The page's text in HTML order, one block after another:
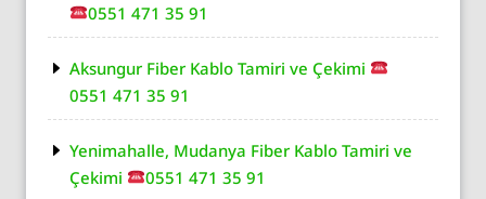
0551 471 35 91
Aksungur Fiber Kablo Tamiri ve Çekimi
0551 471 35 91
Yenimahalle, Mudanya Fiber Kablo Tamiri ve
Çekimi
0551 471 35 91